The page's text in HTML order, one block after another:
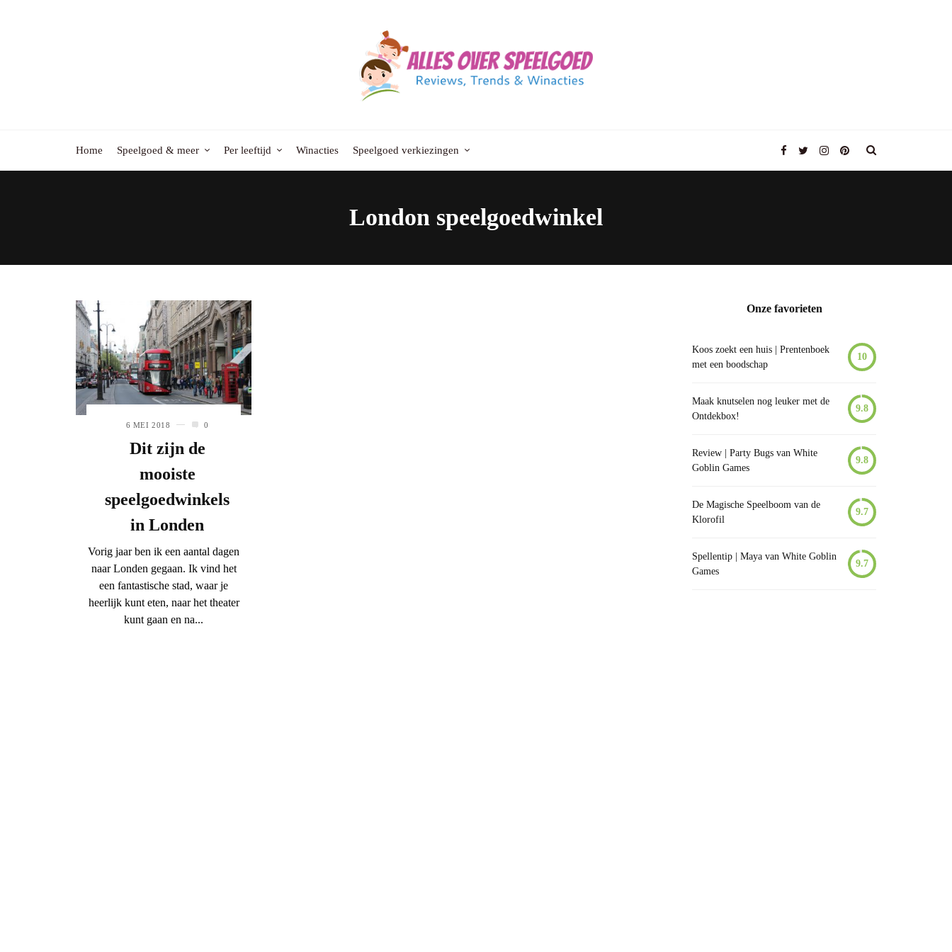
Home Speelgoed & meer Per leeftijd Winacties Speelgoed verkiezingen
London speelgoedwinkel
6 MEI 2018 0
Dit zijn de
mooiste
speelgoedwinkels
in Londen
Vorig jaar ben ik een aantal dagen
naar Londen gegaan. Ik vind het
een fantastische stad, waar je
heerlijk kunt eten, naar het theater
kunt gaan en na...
Onze favorieten
Koos zoekt een huis | Prentenboek
met een boodschap
10
Maak knutselen nog leuker met de
Ontdekbox!
9.8
Review | Party Bugs van White
Goblin Games
9.8
De Magische Speelboom van de
Klorofil
9.7
Spellentip | Maya van White Goblin
Games
9.7